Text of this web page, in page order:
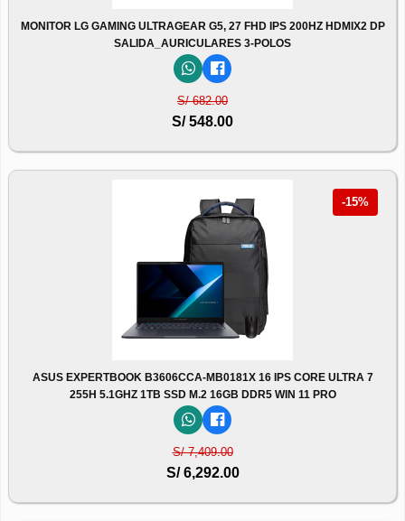
MONITOR LG GAMING ULTRAGEAR G5, 27 FHD IPS 200HZ HDMIX2 DP
SALIDA_AURICULARES 3-POLOS
S/ 682.00
S/ 548.00
-15%
ASUS EXPERTBOOK B3606CCA-MB0181X 16 IPS CORE ULTRA 7
255H 5.1GHZ 1TB SSD M.2 16GB DDR5 WIN 11 PRO
S/ 7,409.00
S/ 6,292.00